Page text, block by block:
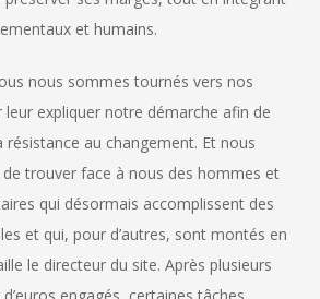
et humains.
nous sommes tournés vers nos
expliquer notre démarche afin de
résistance au changement. Et nous
de trouver face à nous des hommes et
qui désormais accomplissent des
et qui, pour d’autres, sont montés en
le directeur du site. Après plusieurs